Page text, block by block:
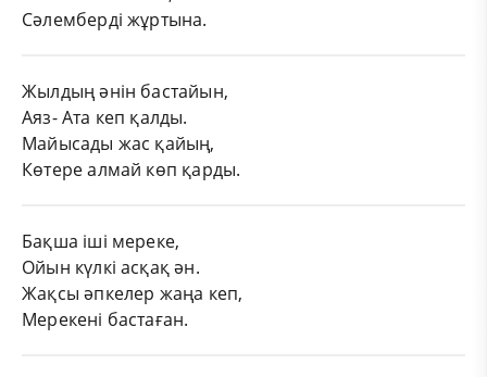
Сәлемберді жұртына.
Жылдың әнін бастайын,
Аяз- Ата кеп қалды.
Майысады жас қайың,
Көтере алмай көп қарды.
Бақша іші мереке,
Ойын күлкі асқақ ән.
Жақсы әпкелер жаңа кеп,
Мерекені бастаған.